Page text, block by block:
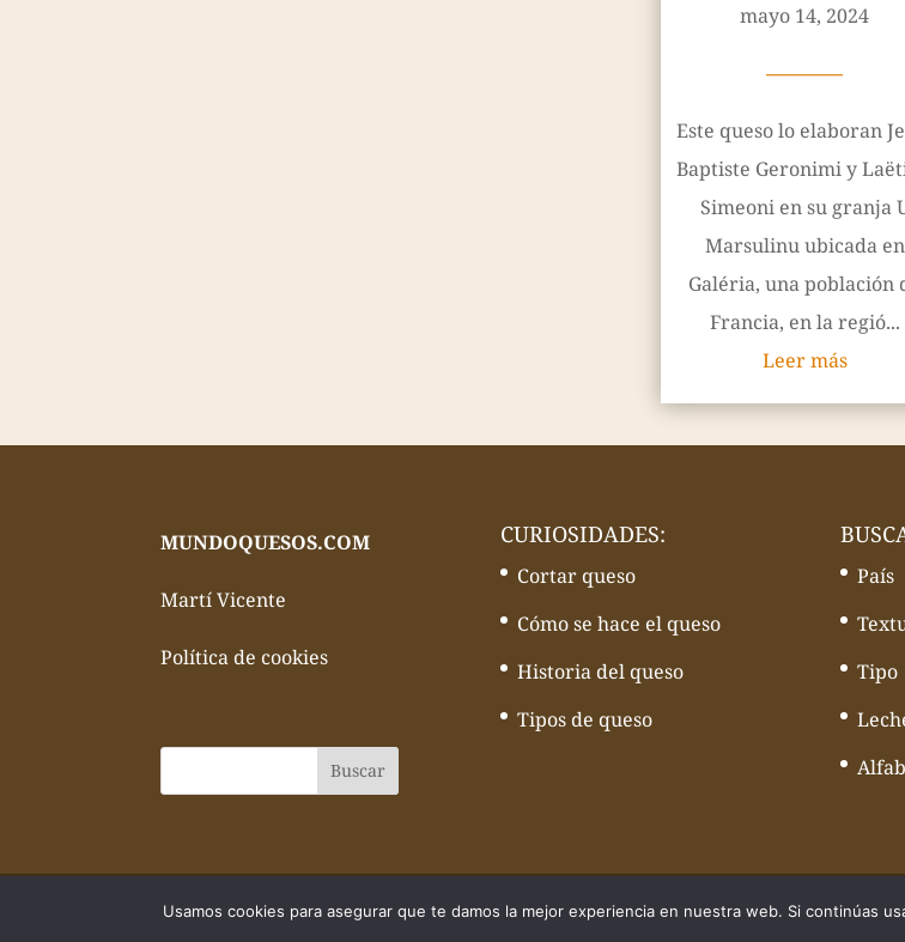
mayo 14, 2024
————
Este queso lo elaboran
Baptiste Geronimi y
Simeoni en su granja
Marsulinu ubicada en
Galéria, una población
Francia, en la regió...
Leer más
MUNDOQUESOS.COM
Martí Vicente
Política de cookies
CURIOSIDADES:
Cortar queso
Cómo se hace el queso
Historia del queso
Tipos de queso
País
Tipo
© Todos los derechos reservados Mundoquesos - Web desarrollado porVolcànic
Usamos cookies para asegurar que te damos la mejor experiencia en nuestra web. Si continúas